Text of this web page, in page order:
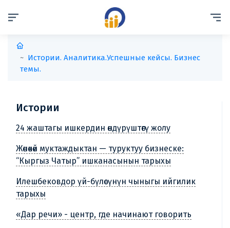
Истории. Аналитика.Успешные кейсы. Бизнес
темы.
Истории
24 жаштагы ишкердин өндүрүштөгү жолу
Жөнөкөй муктаждыктан — туруктуу бизнеске:
“Кыргыз Чатыр” ишканасынын тарыхы
Илешбековдор үй-бүлөсүнүн чыныгы ийгилик
тарыхы
«Дар речи» - центр, где начинают говорить